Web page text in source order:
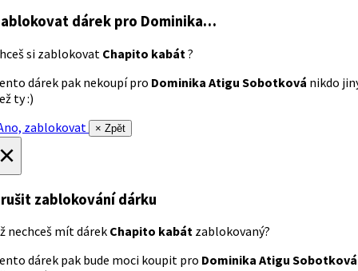
dárek pro Dominika…
si zablokovat Chapito kabát ?
dárek pak nekoupí pro Dominika Atigu Sobotková nikdo
ty :)
zablokovat
× Zpět
zablokování dárku
nechceš mít dárek Chapito kabát zablokovaný?
dárek pak bude moci koupit pro Dominika Atigu Sobotková